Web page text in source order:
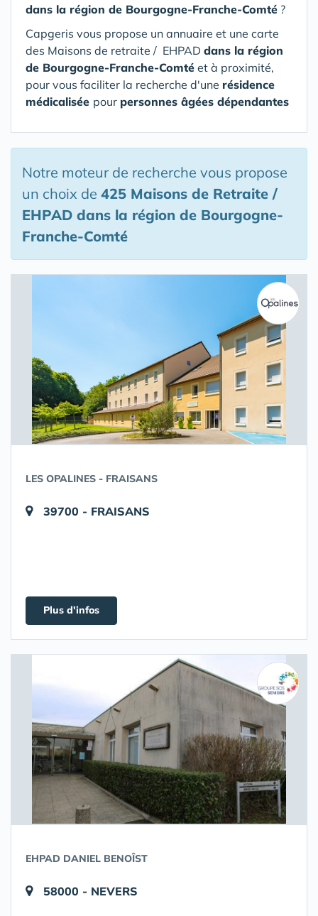
dans la région de Bourgogne-Franche-Comté ?
Capgeris vous propose un annuaire et une carte
des Maisons de retraite / EHPAD dans la région
de Bourgogne-Franche-Comté et à proximité,
pour vous faciliter la recherche d'une résidence
médicalisée pour personnes âgées dépendantes
Notre moteur de recherche vous propose
un choix de 425 Maisons de Retraite /
EHPAD dans la région de Bourgogne-
Franche-Comté
LES OPALINES - FRAISANS
39700 - FRAISANS
Plus d'infos
EHPAD DANIEL BENOÎST
58000 - NEVERS